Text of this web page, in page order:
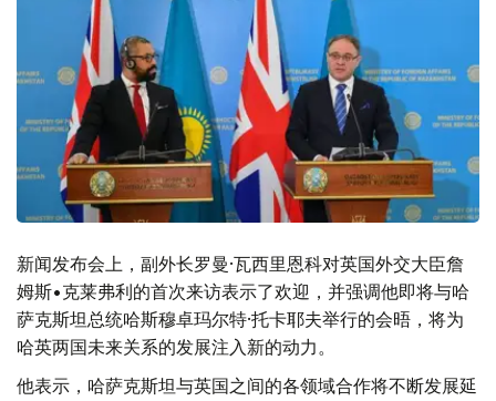
新闻发布会上，副外长罗曼·瓦西里恩科对英国外交大臣詹
姆斯•克莱弗利的首次来访表示了欢迎，并强调他即将与哈
萨克斯坦总统哈斯穆卓玛尔特·托卡耶夫举行的会晤，将为
哈英两国未来关系的发展注入新的动力。
他表示，哈萨克斯坦与英国之间的各领域合作将不断发展延